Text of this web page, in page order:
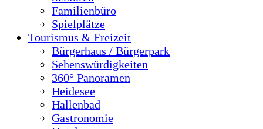
Familienbüro
Spielplätze
Tourismus & Freizeit
Bürgerhaus / Bürgerpark
Sehenswürdigkeiten
360° Panoramen
Heidesee
Hallenbad
Gastronomie